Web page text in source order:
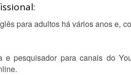
para adultos há vários anos e,
e pesquisador para canais do